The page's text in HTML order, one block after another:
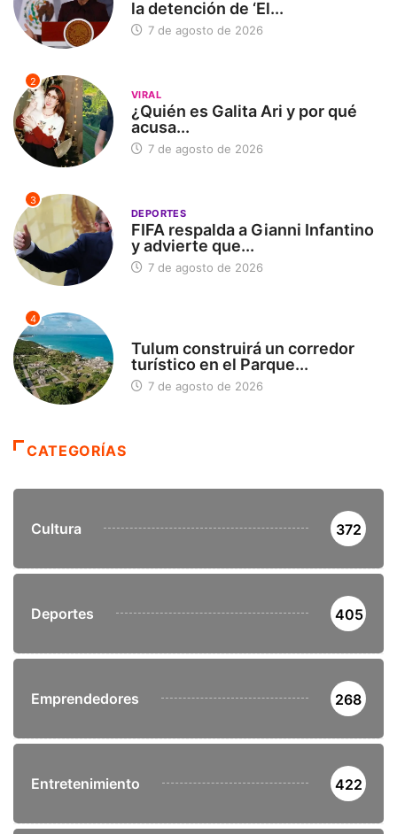
la detención de ‘El...
7 de agosto de 2026
2
VIRAL
¿Quién es Galita Ari y por qué
acusa...
7 de agosto de 2026
3
DEPORTES
FIFA respalda a Gianni Infantino
y advierte que...
7 de agosto de 2026
4
Tulum construirá un corredor
turístico en el Parque...
7 de agosto de 2026
CATEGORÍAS
Cultura 372
Deportes 405
Emprendedores 268
Entretenimiento 422